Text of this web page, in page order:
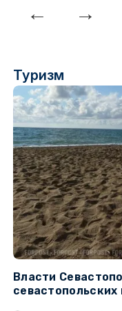
Туризм
Власти